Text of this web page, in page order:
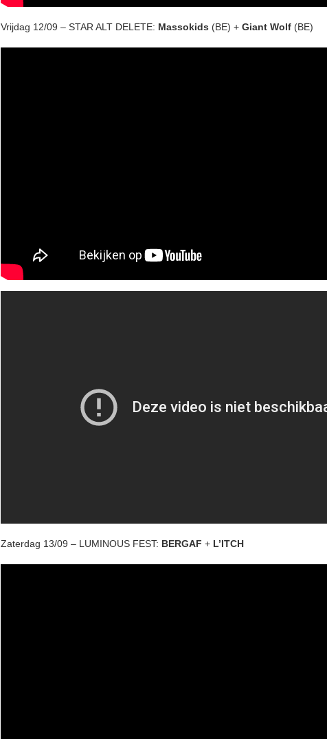
Vrijdag 12/09 – STAR ALT DELETE: Massokids (BE) + Giant Wolf (BE)
Zaterdag 13/09 – LUMINOUS FEST: BERGAF + L’ITCH